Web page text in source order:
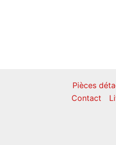
Pièces
Contact